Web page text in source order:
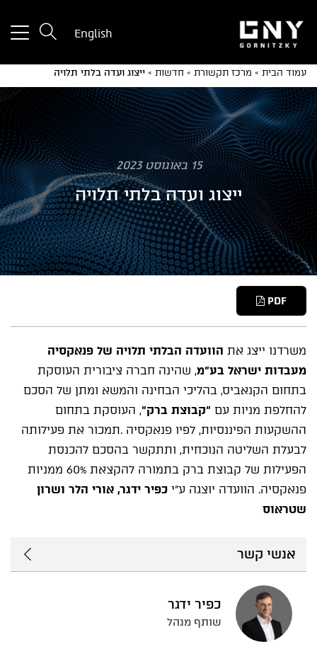
a
English
עמוד הבית » מרכז תקשורת » חדשות » ייצוג ועדה בלתי תלויה
15 באוגוסט 2023
ייצוג ועדה בלתי תלויה
PDF
משרדנו ייצג את הוועדה הבלתי תלויה של פנאקסיה
מעבדות ישראל בע"מ, שהינה חברה ציבורית העוסקת
בתחום הקנאביס, בהליכי הבחינה והמשא ומתן של הסכם
להחלפת מניות עם "קבוצת ברק", העוסקת בתחום
ההשקעות הפיננסיות, לפיו פנאקסיה .תמכור את פעילותה
לבעלת השליטה הנוכחית, ותתקשר בהסכם להכנסת
הפעילות של קבוצת ברק בתמורה להקצאת 60% ממניות
פנאקסיה. הוועדה יוצגה ע"י כפיר ידגר, אורי הלר ושרון
שטראוס
אנשי קשר
כפיר ידגר
שותף מנהל